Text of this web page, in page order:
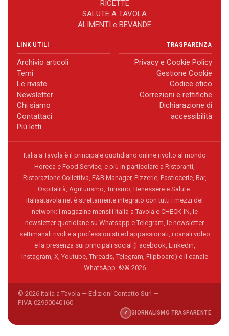
RICETTE
SALUTE A TAVOLA
ALIMENTI e BEVANDE
LINK UTILI
Archivio articoli
Temi
Le riviste
Newsletter
Chi siamo
Contattaci
Più letti
TRASPARENZA
Privacy e Cookie Policy
Gestione Cookie
Codice etico
Correzioni e rettifiche
Dichiarazione di
accessibilità
Italia a Tavola è il principale quotidiano online rivolto al mondo
Horeca e Food Service, e più in particolare a Ristoranti,
Ristorazione Collettiva, F&B Manager, Pizzerie, Pasticcerie, Bar,
Ospitalità, Agriturismo, Turismo, Benessere e Salute.
italiaatavola.net è strettamente integrato con tutti i mezzi del
network: i magazine mensili Italia a Tavola e CHECK-IN, le
newsletter quotidiane su Whatsapp e Telegram, le newsletter
settimanali rivolte a professionisti ed appassionati, i canali video
e la presenza sui principali social (Facebook, Linkedin,
Instagram, X, Youtube, Threads, Telegram, Flipboard) e il canale
WhatsApp. ©® 2026
© 2026 Italia a Tavola — Edizioni Contatto Surl —
P.IVA 02990040160
✓ GIORNALISMO TRASPARENTE